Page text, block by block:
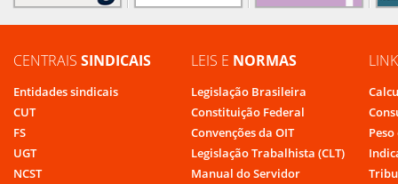
CENTRAIS SINDICAIS
Entidades sindicais
CUT
FS
UGT
NCST
LEIS E NORMAS
Legislação Brasileira
Constituição Federal
Convenções da OIT
Legislação Trabalhista (CLT)
Manual do Servidor